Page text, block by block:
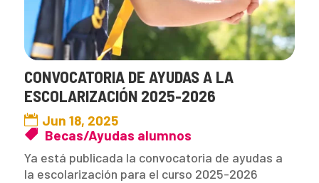
CONVOCATORIA DE AYUDAS A LA
ESCOLARIZACIÓN 2025-2026
Jun 18, 2025
Becas/Ayudas alumnos
Ya está publicada la convocatoria de ayudas a
la escolarización para el curso 2025-2026